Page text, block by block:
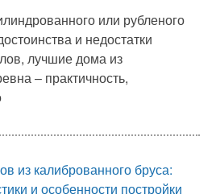
или рубленого
и недостатки
лучшие дома из
– практичность,